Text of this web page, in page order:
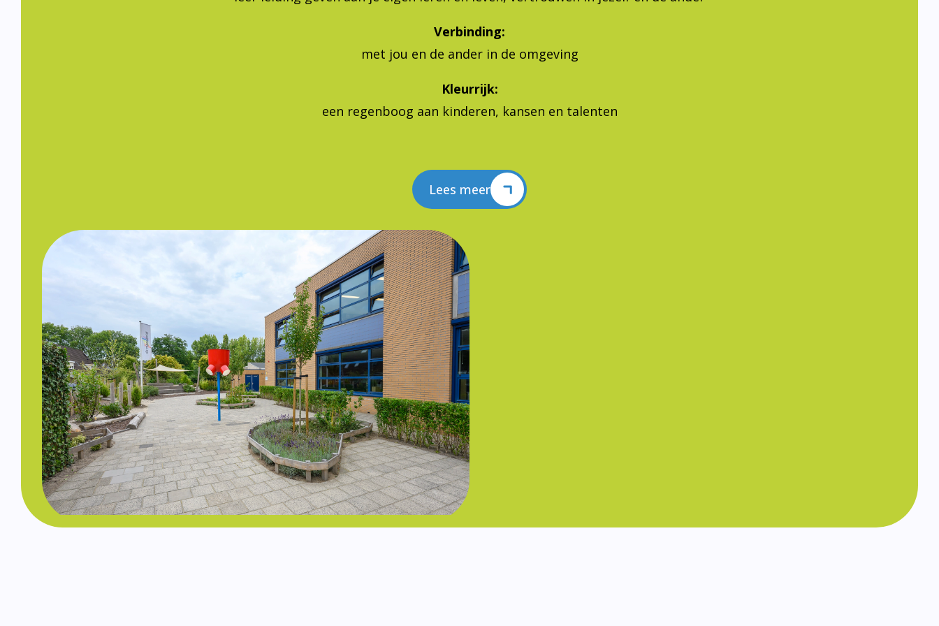
Verbinding:
met jou en de ander in de omgeving
Kleurrijk:
een regenboog aan kinderen, kansen en talenten
Lees meer